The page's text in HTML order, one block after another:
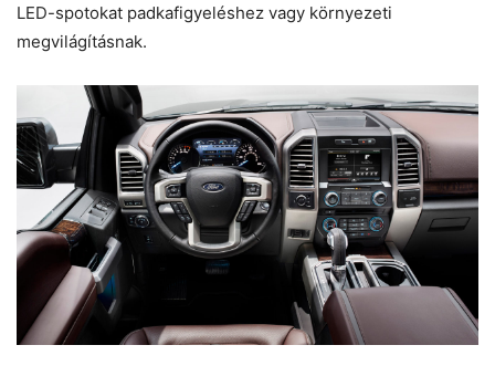
LED-spotokat padkafigyeléshez vagy környezeti
megvilágításnak.